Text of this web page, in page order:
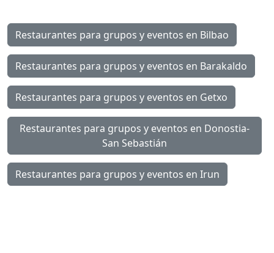
Restaurantes para grupos y eventos en Bilbao
Restaurantes para grupos y eventos en Barakaldo
Restaurantes para grupos y eventos en Getxo
Restaurantes para grupos y eventos en Donostia-
San Sebastián
Restaurantes para grupos y eventos en Irun